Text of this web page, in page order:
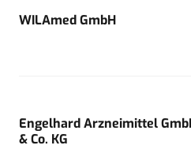
WILAmed GmbH
Engelhard Arzneimittel
& Co. KG